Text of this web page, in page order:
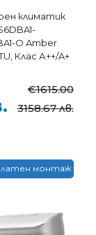
климатик
O Amber
Клас А++/A+
€1615.00
3158.67 лв.
монтаж